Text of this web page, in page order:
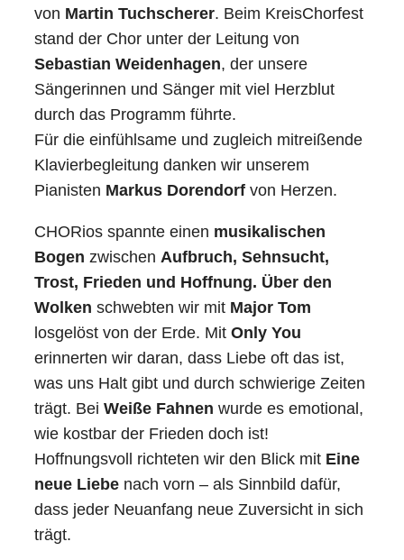
von Martin Tuchscherer. Beim KreisChorfest
stand der Chor unter der Leitung von
Sebastian Weidenhagen, der unsere
Sängerinnen und Sänger mit viel Herzblut
durch das Programm führte.
Für die einfühlsame und zugleich mitreißende
Klavierbegleitung danken wir unserem
Pianisten Markus Dorendorf von Herzen.
CHORios spannte einen musikalischen
Bogen zwischen Aufbruch, Sehnsucht,
Trost, Frieden und Hoffnung. Über den
Wolken schwebten wir mit Major Tom
losgelöst von der Erde. Mit Only You
erinnerten wir daran, dass Liebe oft das ist,
was uns Halt gibt und durch schwierige Zeiten
trägt. Bei Weiße Fahnen wurde es emotional,
wie kostbar der Frieden doch ist!
Hoffnungsvoll richteten wir den Blick mit Eine
neue Liebe nach vorn – als Sinnbild dafür,
dass jeder Neuanfang neue Zuversicht in sich
trägt.